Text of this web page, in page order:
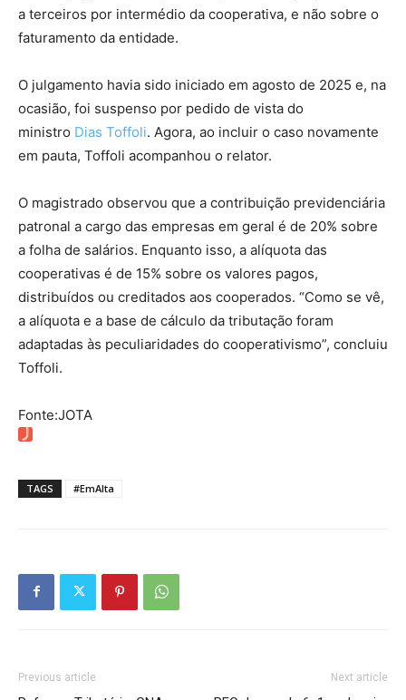
a terceiros por intermédio da cooperativa, e não sobre o
faturamento da entidade.
O julgamento havia sido iniciado em agosto de 2025 e, na
ocasião, foi suspenso por pedido de vista do
ministro Dias Toffoli. Agora, ao incluir o caso novamente
em pauta, Toffoli acompanhou o relator.
O magistrado observou que a contribuição previdenciária
patronal a cargo das empresas em geral é de 20% sobre
a folha de salários. Enquanto isso, a alíquota das
cooperativas é de 15% sobre os valores pagos,
distribuídos ou creditados aos cooperados. “Como se vê,
a alíquota e a base de cálculo da tributação foram
adaptadas às peculiaridades do cooperativismo”, concluiu
Toffoli.
Fonte:JOTA
TAGS #EmAlta
Previous article Next article